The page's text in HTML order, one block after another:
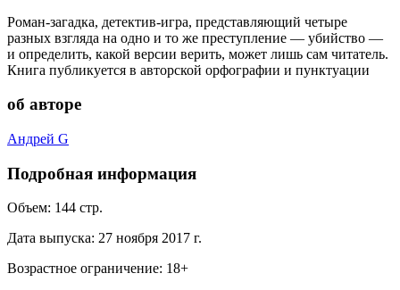
Роман-загадка, детектив-игра, представляющий четыре
разных взгляда на одно и то же преступление — убийство —
и определить, какой версии верить, может лишь сам читатель.
Книга публикуется в авторской орфографии и пунктуации
об авторе
Андрей G
Подробная информация
Объем: 144 стр.
Дата выпуска: 27 ноября 2017 г.
Возрастное ограничение: 18+